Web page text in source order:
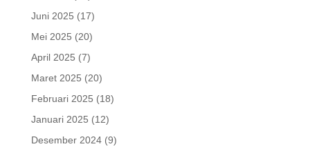
Juni 2025 (17)
Mei 2025 (20)
April 2025 (7)
Maret 2025 (20)
Februari 2025 (18)
Januari 2025 (12)
Desember 2024(9)